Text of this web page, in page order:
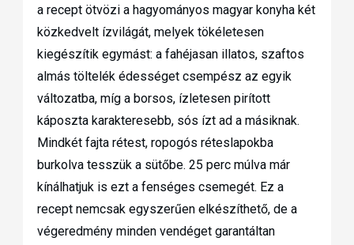
a recept ötvözi a hagyományos magyar konyha két
közkedvelt ízvilágát, melyek tökéletesen
kiegészítik egymást: a fahéjasan illatos, szaftos
almás töltelék édességet csempész az egyik
változatba, míg a borsos, ízletesen pirított
káposzta karakteresebb, sós ízt ad a másiknak.
Mindkét fajta rétest, ropogós réteslapokba
burkolva tesszük a sütőbe. 25 perc múlva már
kínálhatjuk is ezt a fenséges csemegét. Ez a
recept nemcsak egyszerűen elkészíthető, de a
végeredmény minden vendéget garantáltan